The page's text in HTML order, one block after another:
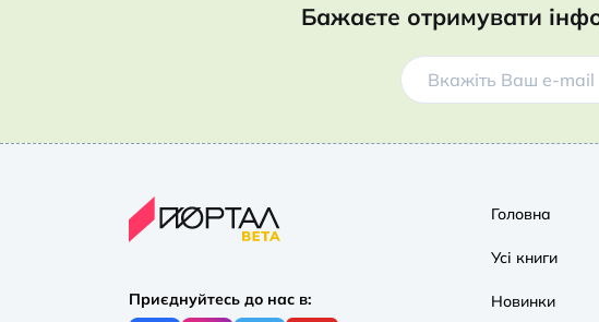
Бажаєте отримувати
Приєднуйтесь до нас в:
Головна
Усі книги
Новинки